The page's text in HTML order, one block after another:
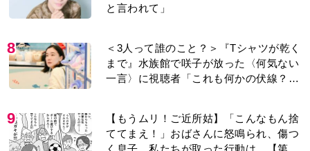
と言われて」
8
＜3人って誰のこと？＞『Tシャツが乾く
まで』水族館で咲子が放った〈何気ない
一言〉に視聴者「これも何かの伏線？」
9
【もうムリ！ご近所姑】「こんなもん捨
ててまえ！」おばさんに怒鳴られ、傷つ